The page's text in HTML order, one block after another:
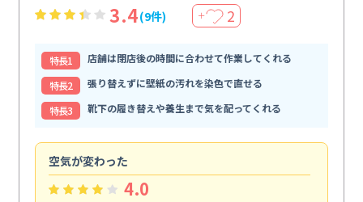
3.4(9件) ＋ 2
特⻑1
店舗は閉店後の時間に合わせて作業してくれる
特⻑2
張り替えずに壁紙の汚れを染色で直せる
特⻑3
靴下の履き替えや養生まで気を配ってくれる
空気が変わった
4.0